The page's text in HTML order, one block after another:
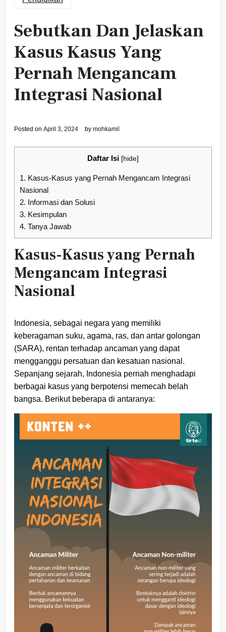
Sebutkan Dan Jelaskan
Kasus Kasus Yang
Pernah Mengancam
Integrasi Nasional
Posted on April 3, 2024 by mohkamil
Daftar Isi [hide]
1. Kasus-Kasus yang Pernah Mengancam Integrasi
Nasional
2. Informasi dan Solusi
3. Kesimpulan
4. Tanya Jawab
Kasus-Kasus yang Pernah
Mengancam Integrasi
Nasional
Indonesia, sebagai negara yang memiliki
keberagaman suku, agama, ras, dan antar golongan
(SARA), rentan terhadap ancaman yang dapat
mengganggu persatuan dan kesatuan nasional.
Sepanjang sejarah, Indonesia pernah menghadapi
berbagai kasus yang berpotensi memecah belah
bangsa. Berikut beberapa di antaranya: